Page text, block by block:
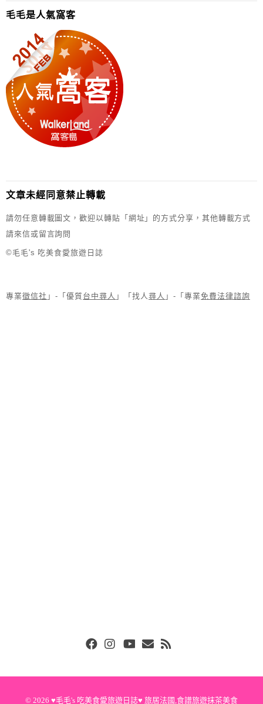
毛毛是人氣窩客
文章未經同意禁止轉載
請勿任意轉載圖文，歡迎以轉貼「網址」的方式分享，其他轉載方式
請來信或留言詢問
©毛毛's 吃美食愛旅遊日誌
專業徵信社 」-「優質台中尋人 」「找人 尋人 」-「專業免費法律諮詢
© 2026 ♥毛毛's 吃美食愛旅遊日誌♥ 旅居法國,食譜旅遊抹茶美食